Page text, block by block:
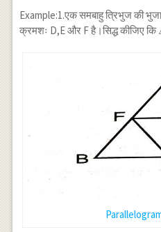
Example:1.एक समबाहु त्रिभुज की
क्रमशः D,E और F है।सिद्ध कीजिए कि